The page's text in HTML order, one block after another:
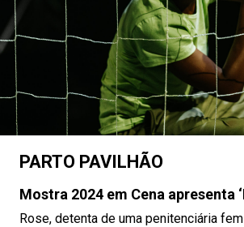
PARTO PAVILHÃO
Mostra 2024 em Cena apresenta
Rose, detenta de uma penitenciária